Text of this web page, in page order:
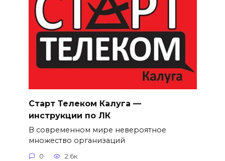
Старт Телеком Калуга —
инструкции по ЛК
В современном мире невероятное
множество организаций
0 2.6к.